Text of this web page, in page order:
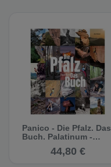
Panico - Die Pfalz. Das
Buch. Palatinum -
44,80 €